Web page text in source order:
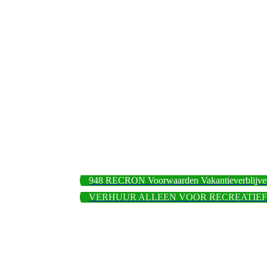
948 RECRON Voorwaarden
VERHUUR ALLEEN VOOR